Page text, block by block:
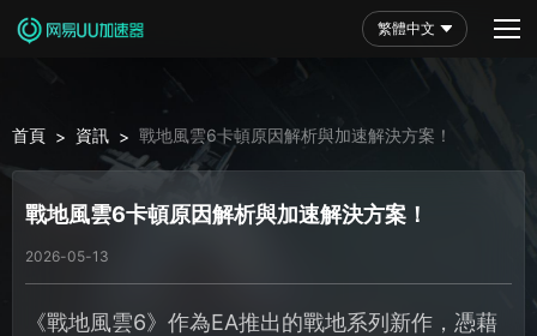
繁體中文
首頁 > 資訊 > 戰地風雲6卡頓原因解析與加速解決方案！
戰地風雲6卡頓原因解析與加速解決方案！
2026-05-13
《戰地風雲6》作為EA推出的戰地系列新作，憑藉